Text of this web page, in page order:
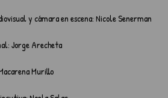
y cámara en escena: Nicole Senerman
Jorge Arecheta
Murillo